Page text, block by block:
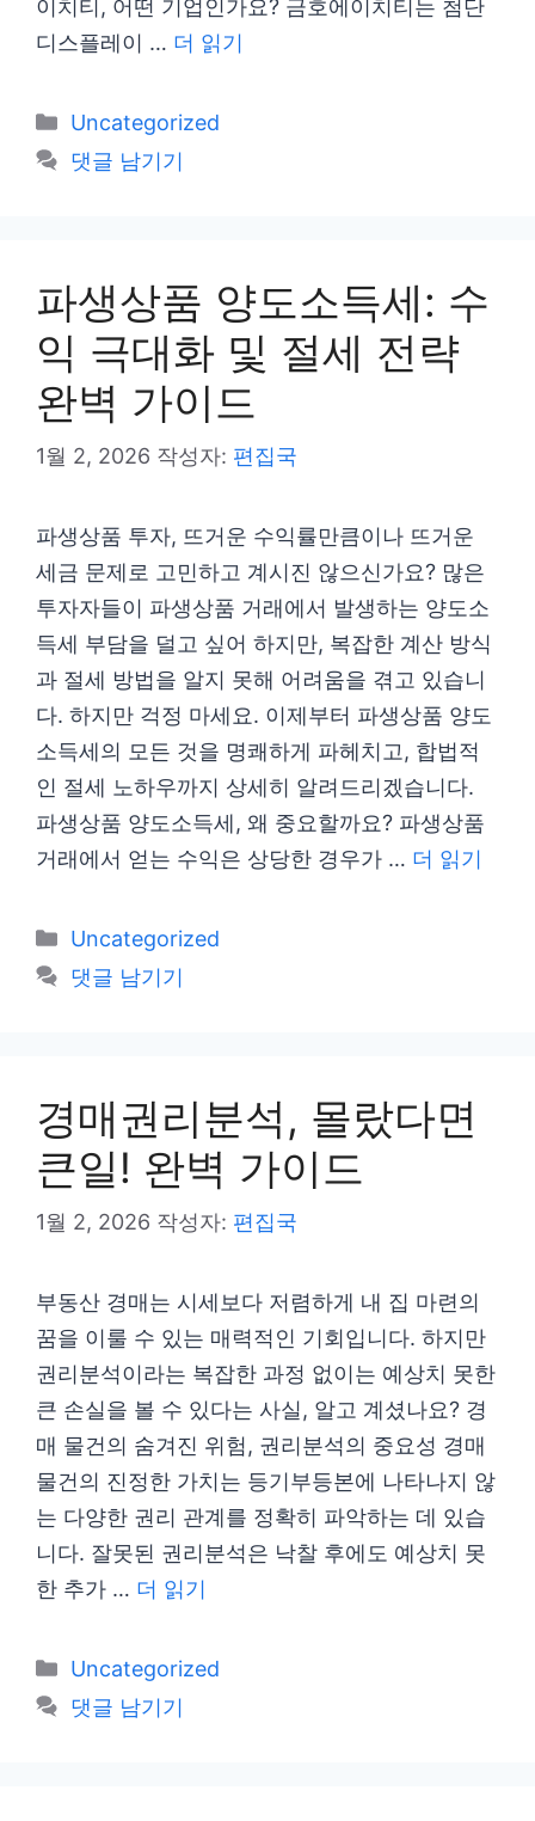
이치티, 어떤 기업인가요? 금호에이치티는 첨단
디스플레이 … 더 읽기
카
테
Uncategorized
댓글 남기기
파생상품 양도소득세: 수
익 극대화 및 절세 전략
완벽 가이드
1월 2, 2026 작성자: 편집국
파생상품 투자, 뜨거운 수익률만큼이나 뜨거운
세금 문제로 고민하고 계시진 않으신가요? 많은
투자자들이 파생상품 거래에서 발생하는 양도소
득세 부담을 덜고 싶어 하지만, 복잡한 계산 방식
과 절세 방법을 알지 못해 어려움을 겪고 있습니
다. 하지만 걱정 마세요. 이제부터 파생상품 양도
소득세의 모든 것을 명쾌하게 파헤치고, 합법적
인 절세 노하우까지 상세히 알려드리겠습니다.
파생상품 양도소득세, 왜 중요할까요? 파생상품
거래에서 얻는 수익은 상당한 경우가 … 더 읽기
카
테
Uncategorized
댓글 남기기
경매권리분석, 몰랐다면
큰일! 완벽 가이드
1월 2, 2026 작성자: 편집국
부동산 경매는 시세보다 저렴하게 내 집 마련의
꿈을 이룰 수 있는 매력적인 기회입니다. 하지만
권리분석이라는 복잡한 과정 없이는 예상치 못한
큰 손실을 볼 수 있다는 사실, 알고 계셨나요? 경
매 물건의 숨겨진 위험, 권리분석의 중요성 경매
물건의 진정한 가치는 등기부등본에 나타나지 않
는 다양한 권리 관계를 정확히 파악하는 데 있습
니다. 잘못된 권리분석은 낙찰 후에도 예상치 못
한 추가 … 더 읽기
카
테
Uncategorized
댓글 남기기